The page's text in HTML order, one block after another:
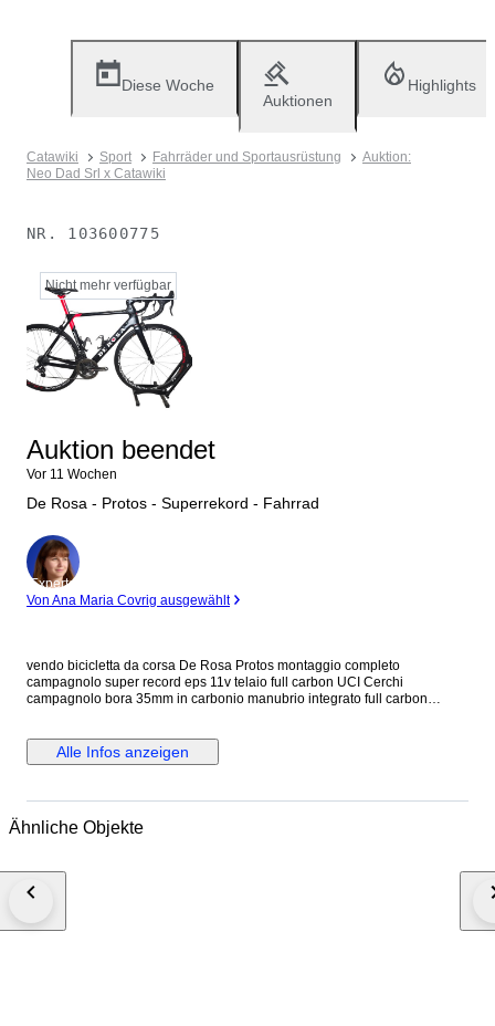
Diese Woche
Auktionen
Highlights
Catawiki Sport Fahrräder und Sportausrüstung
Auktion:
Neo Dad Srl x Catawiki
NR. 103600775
Nicht mehr verfügbar
Auktion beendet
Vor 11 Wochen
De Rosa - Protos - Superrekord - Fahrrad
Experte
Von Ana Maria Covrig ausgewählt
vendo bicicletta da corsa De Rosa Protos montaggio completo
campagnolo super record eps 11v telaio full carbon UCI Cerchi
campagnolo bora 35mm in carbonio manubrio integrato full carbon
Alle Infos anzeigen
Ähnliche Objekte